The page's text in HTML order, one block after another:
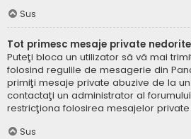
Sus
Tot primesc mesaje private
Puteţi bloca un utilizator să vă mai
folosind regulile de mesagerie din
primiţi mesaje private abuzive de la
contactaţi un administrator al
restricţiona folosirea mesajelor
Sus